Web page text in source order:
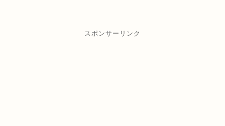
スポンサーリンク